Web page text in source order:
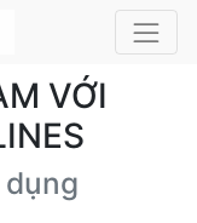
VỚI